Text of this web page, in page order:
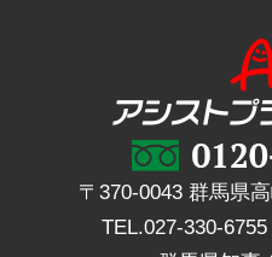
〒370-0043 群馬県
TEL.027-330-6755